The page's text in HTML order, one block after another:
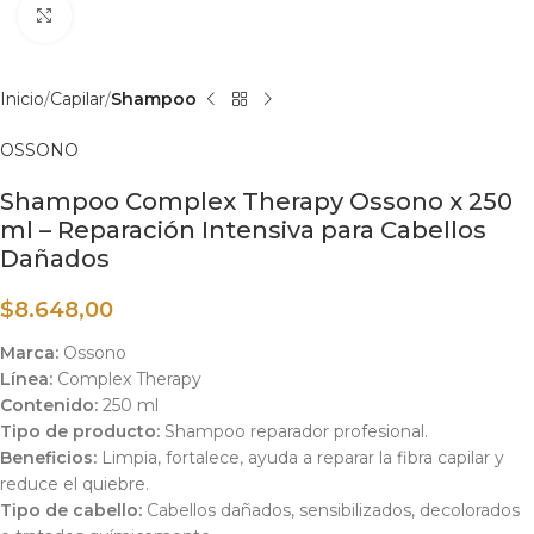
Inicio Capilar Shampoo
OSSONO
Shampoo Complex Therapy Ossono x 250
ml – Reparación Intensiva para Cabellos
Dañados
$8.648,00
Marca: Ossono
Línea: Complex Therapy
Contenido: 250 ml
Tipo de producto: Shampoo reparador profesional.
Beneficios: Limpia, fortalece, ayuda a reparar la fibra capilar y
reduce el quiebre.
Tipo de cabello: Cabellos dañados, sensibilizados, decolorados